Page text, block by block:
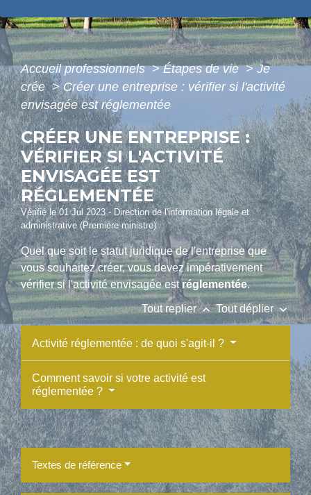
Accueil professionnels> Étapes de vie> Je
crée> Créer une entreprise : vérifier si l'activité
envisagée est réglementée
CRÉER UNE ENTREPRISE :
VÉRIFIER SI L'ACTIVITÉ
ENVISAGÉE EST
RÉGLEMENTÉE
Vérifié le 01 Jul 2023 - Direction de l'information légale et
administrative (Première ministre)
Quel que soit le statut juridique de l'entreprise que
vous souhaitez créer, vous devez impérativement
vérifier si l'activité envisagée estréglementée.
Tout replierkeyboard_arrow_up Tout déplierkeyboard_arrow_down
Activité réglementée : de quoi s'agit-il ?
Comment savoir si votre activité est
réglementée ?
Textes de référence